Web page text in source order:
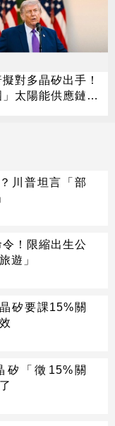
對多晶矽出手！
」太陽能供應鏈恐
川普坦言「部
！限縮出生公
遊」
矽要課15%關
矽「徵15%關